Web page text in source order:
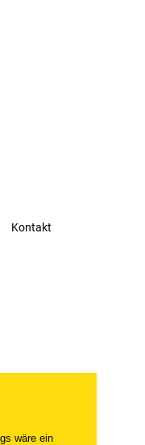
Kontakt
wäre ein